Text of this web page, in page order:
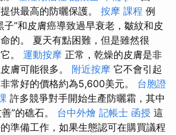
供最高的防曬保護。 按摩 課程 例
子”和皮膚癌導致過早衰老，皺紋和皮
的。 夏天有點困難，但是雖然很
。 運動按摩 正常，乾燥的皮膚是非
膚可能很多。 附近按摩 它不會引起
常好的價格約為5,600美元。 台胞證
許多競爭對手開始生產防曬霜，其中
”的礁石。 台中外燴 記帳士 函授 這
準備工作，如果生態認可在購買議程